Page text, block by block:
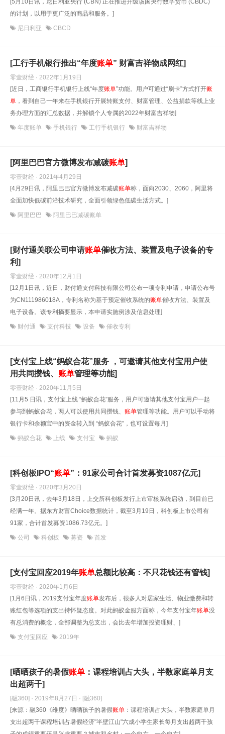
[5月10日讯，尼日利亚央行 (CBN) 正在推进升级该国央行数字货币 (CBDC)
的计划，以用于更广泛的商品和服务。]
尼日利亚 CBCD
[工行手机银行推出“年度账单” 财富吉祥物成网红]
零壹财经 · 2022年1月19日
[近日，工商银行手机银行上线“年度账单”功能。用户可通过“刷卡”方式打开账
单 ，看到自己一年来在手机银行开展转账支付、财富管理、公益捐款等线上业
务办理方面的汇总数据，并解锁个人专属的2022年财富吉祥物]
年度账单 手机银行 工行手机银行 财富吉祥物
[阿里巴巴官方微博发布减碳账单]
零壹财经 · 2021年4月29日
[4月29日讯，阿里巴巴官方微博发布减碳账单称，面向2030、2060，阿里将
全面加快低碳前沿技术研究，全面引领绿色低碳生活方式。]
阿里巴巴 阿里巴巴减碳账单
[财付通关联公司申请账单催收方法、装置及电子设备的专
利]
零壹财经 · 2020年12月1日
[12月1日讯，近日，财付通支付科技有限公司公布一项专利申请，申请公布号
为CN111986018A，专利名称为基于预定催收系统的账单催收方法、装置及
电子设备。该专利摘要显示，本申请实施例涉及信息处理]
财付通 支付科技 设备 催收专利
[支付宝上线“蚂蚁合花”服务 ，可邀请其他支付宝用户使
用共同攒钱、 账单管理等功能]
零壹财经 · 2020年11月5日
[11月5 日讯，支付宝上线 “蚂蚁合花”服务，用户可邀请其他支付宝用户一起
参与到蚂蚁合花，两人可以使用共同攒钱、 账单管理等功能。用户可以手动将
银行卡和余额宝中的资金转入到 “蚂蚁合花”，也可设置每月]
蚂蚁合花 上线 支付宝 蚂蚁
[科创板IPO“账单”：91家公司合计首发募资1087亿元]
零壹财经 · 2020年3月20日
[3月20日讯，去年3月18日，上交所科创板发行上市审核系统启动，到目前已
经满一年。据东方财富Choice数据统计，截至3月19日，科创板上市公司有
91家，合计首发募资1086.73亿元。]
公司 科创板 募资 首发
[支付宝回应2019年账单总额比较高：不只花钱还有管钱]
零壹财经 · 2020年1月6日
[1月6日讯，2019支付宝年度账单发布后，很多人对居家生活、物业缴费和转
账红包等选项的支出持怀疑态度。对此蚂蚁金服方面称，今年支付宝年账单没
有总消费的概念，全部调整为总支出，会比去年增加投资理财、]
支付宝回应 2019年
[晒晒孩子的暑假账单 ：课程培训占大头，半数家庭单月支
出超两千]
[融360] · 2019年8月27日 · [融360]
[来源：融360《维度》晒晒孩子的暑假账单 ：课程培训占大头，半数家庭单月
支出超两千课程培训占暑假经济"半壁江山"六成小学生家长每月支出超两千孩